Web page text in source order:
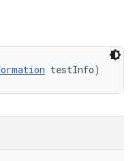
testInfo)